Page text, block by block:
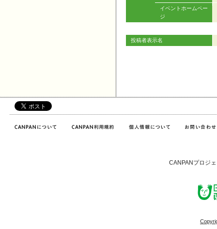
イベントホームペー
ジ
投稿者表示名
CANPANプロジ